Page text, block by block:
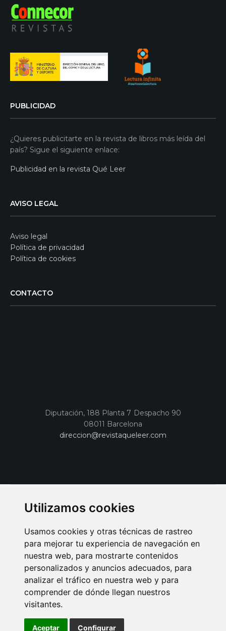
Utilizamos cookies
Usamos cookies y otras técnicas de rastreo
para mejorar tu experiencia de navegación en
nuestra web, para mostrarte contenidos
personalizados y anuncios adecuados, para
analizar el tráfico en nuestra web y para
comprender de dónde llegan nuestros
visitantes.
Aceptar Configurar
PUBLICIDAD
¿Quieres publicitarte en la revista de libros más leída del
país? Sigue el siguiente enlace:
Publicidad en la revista Qué Leer
AVISO LEGAL
Aviso legal
Política de privacidad
Política de cookies
CONTACTO
Diputación, 188 Planta 7 Despacho 90
08011 Barcelona
direccion@revistaqueleer.com
AVISO LEGAL POLITICA DE COOKIES
POLITICA DE PRIVACIDAD
PUBLICIDAD EN LA REVISTA QUÉ LEER
SORTEO-PREESTRENOS
SUSCRIPCIONES
Connecor Revistas